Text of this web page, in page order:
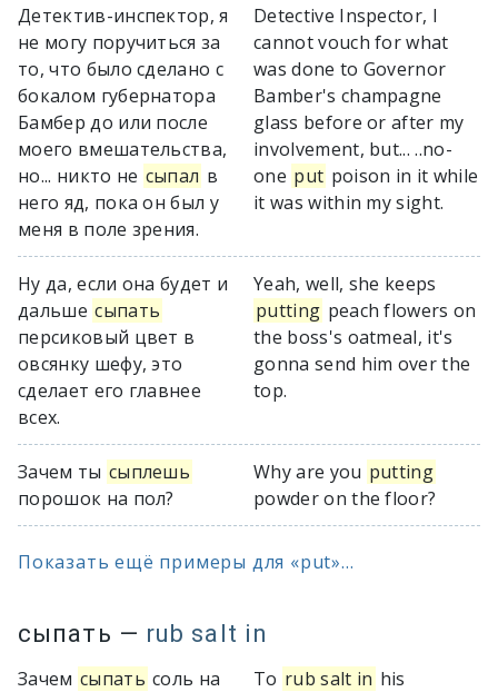
Детектив-инспектор, я
не могу поручиться за
то, что было сделано с
бокалом губернатора
Бамбер до или после
моего вмешательства,
но... никто не сыпал в
него яд, пока он был у
меня в поле зрения.
Detective Inspector, I
cannot vouch for what
was done to Governor
Bamber's champagne
glass before or after my
involvement, but... ..no-
one put poison in it while
it was within my sight.
Ну да, если она будет и
дальше сыпать
персиковый цвет в
овсянку шефу, это
сделает его главнее
всех.
Yeah, well, she keeps
putting peach flowers on
the boss's oatmeal, it's
gonna send him over the
top.
Зачем ты сыплешь
порошок на пол?
Why are you putting
powder on the floor?
Показать ещё примеры для «put»...
сыпать — rub salt in
Зачем сыпать соль на
To rub salt in his